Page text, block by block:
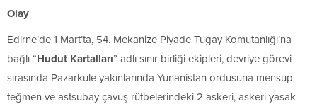
Olay
Edirne’de 1 Mart’ta, 54. Mekanize Piyade Tugay Komutanlığı’na
bağlı “Hudut Kartalları” adlı sınır birliği ekipleri, devriye görevi
sırasında Pazarkule yakınlarında Yunanistan ordusuna mensup
teğmen ve astsubay çavuş rütbelerindeki 2 askeri, askeri yasak